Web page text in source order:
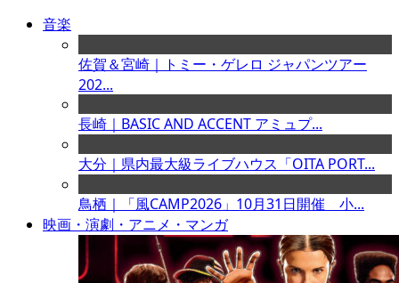
音楽
佐賀＆宮崎｜トミー・ゲレロ ジャパンツアー
202...
長崎｜BASIC AND ACCENT アミュプ...
大分｜県内最大級ライブハウス「OITA PORT...
鳥栖｜「風CAMP2026」10月31日開催 小...
映画・演劇・アニメ・マンガ